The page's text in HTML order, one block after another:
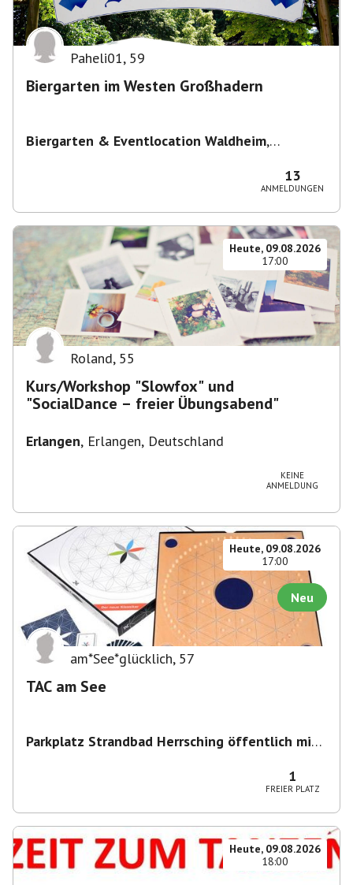
Paheli01, 59
Biergarten im Westen Großhadern
Biergarten & Eventlocation Waldheim,
13
ANMELDUNGEN
Heute, 09.08.2026
17:00
Roland, 55
Kurs/Workshop "Slowfox" und
"SocialDance – freier Übungsabend"
Erlangen, Erlangen, Deutschland
KEINE
ANMELDUNG
Heute, 09.08.2026
17:00
Neu
am*See*glücklich, 57
TAC am See
Parkplatz Strandbad Herrsching öffentlich mit
1
FREIER PLATZ
Heute, 09.08.2026
18:00